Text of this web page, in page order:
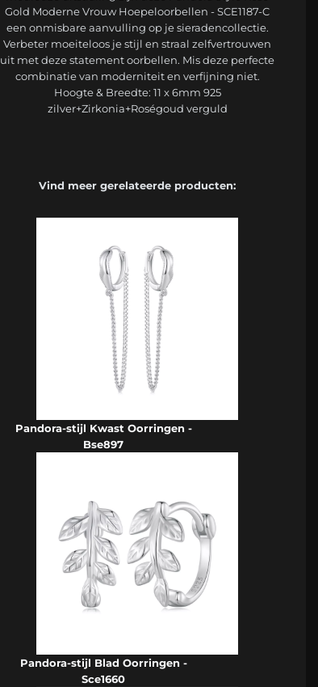
Gold Moderne Vrouw Hoepeloorbellen - SCE1187-C
een onmisbare aanvulling op je sieradencollectie.
Verbeter moeiteloos je stijl en straal zelfvertrouwen
uit met deze statement oorbellen. Mis deze perfecte
combinatie van moderniteit en verfijning niet.
Hoogte & Breedte: 11 x 6mm 925
zilver+Zirkonia+Roségoud verguld
Vind meer gerelateerde producten:
Pandora-stijl Kwast Oorringen -
Bse897
Pandora-stijl Blad Oorringen -
Sce1660